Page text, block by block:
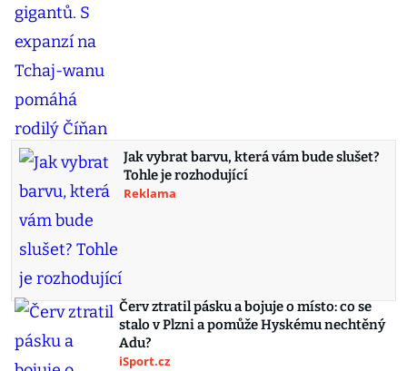
Jak vybrat barvu, která vám bude slušet?
Tohle je rozhodující
Reklama
Červ ztratil pásku a bojuje o místo: co se
stalo v Plzni a pomůže Hyskému nechtěný
Adu?
iSport.cz